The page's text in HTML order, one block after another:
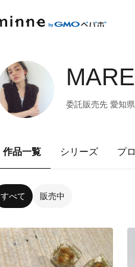
委託販売先 愛知
作品一覧 シリーズ プ
すべて 販売中